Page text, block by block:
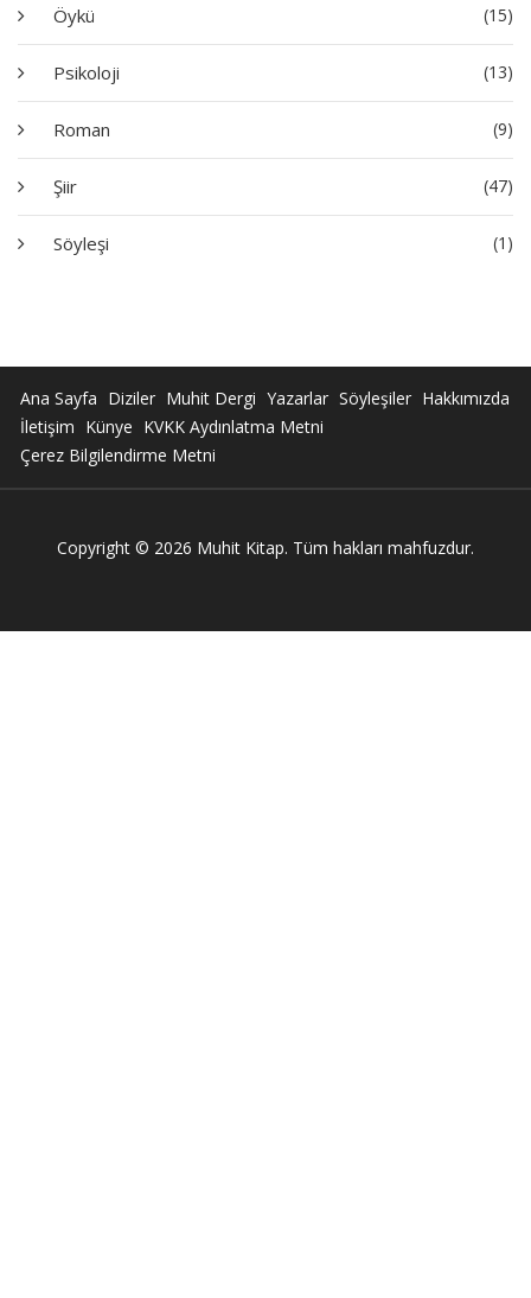
Öykü (15)
Psikoloji (13)
Roman (9)
Şiir (47)
Söyleşi (1)
Ana Sayfa Diziler Muhit Dergi Yazarlar Söyleşiler Hakkımızda
İletişim Künye KVKK Aydınlatma Metni
Çerez Bilgilendirme Metni
Copyright © 2026 Muhit Kitap. Tüm hakları mahfuzdur.